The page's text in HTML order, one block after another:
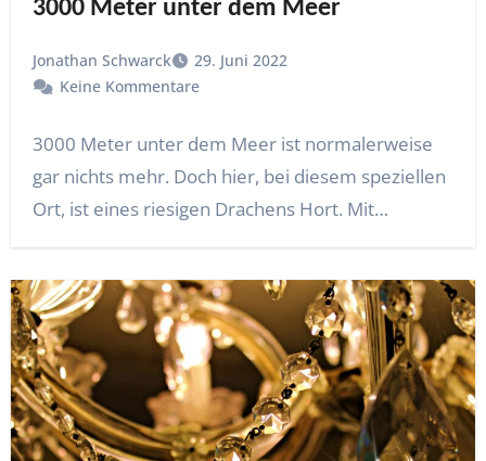
3000 Meter unter dem Meer
Jonathan Schwarck
29. Juni 2022
Keine Kommentare
3000 Meter unter dem Meer ist normalerweise
gar nichts mehr. Doch hier, bei diesem speziellen
Ort, ist eines riesigen Drachens Hort. Mit…